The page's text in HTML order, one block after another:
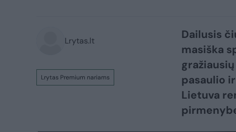
Lrytas.lt
Lrytas Premium nariams
Dailusis
masiška
pasaulio
Lietuva